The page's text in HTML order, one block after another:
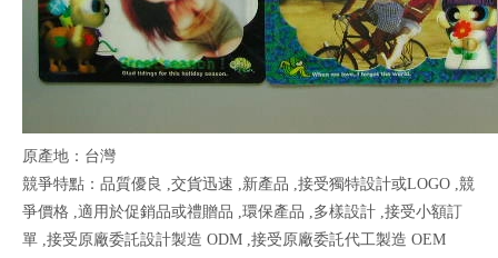
原產地：台灣
競爭特點：品質優良 ,交貨迅速 ,新產品 ,接受獨特設計或LOGO ,競
爭價格 ,適用於促銷品或禮贈品 ,環保產品 ,多樣設計 ,接受小額訂
單 ,接受原廠委託設計製造 ODM ,接受原廠委託代工製造 OEM